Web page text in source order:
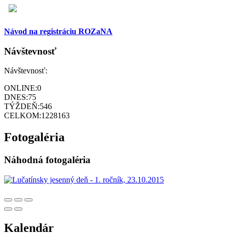
Návod na registráciu ROZaNA
Návštevnosť
Návštevnosť:
ONLINE:0
DNES:75
TÝŽDEŇ:546
CELKOM:1228163
Fotogaléria
Náhodná fotogaléria
Kalendár